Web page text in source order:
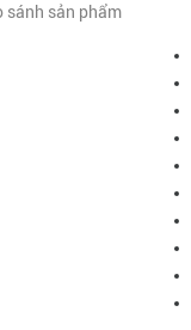
sánh sản phẩm